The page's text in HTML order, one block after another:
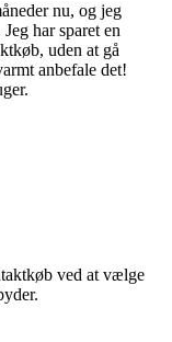
nu, og jeg
har sparet en
uden at gå
anbefale det!
ved at vælge